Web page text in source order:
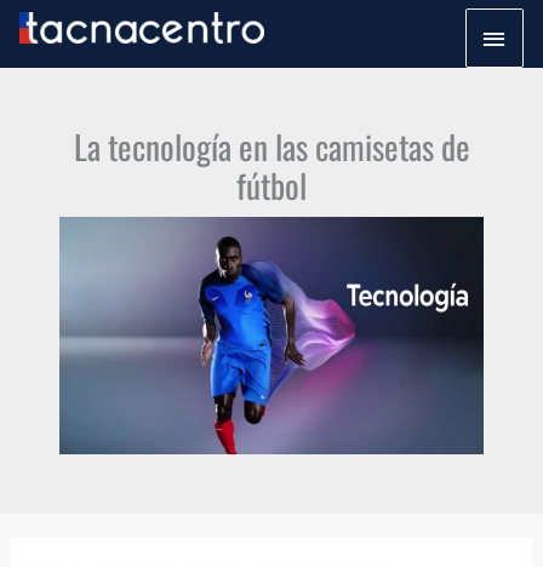
La tecnología en las camisetas de
fútbol